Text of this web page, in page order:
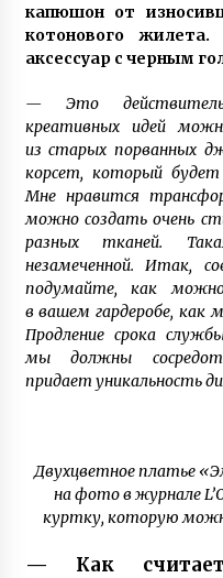
капюшон от
котонового
аксессуар с черным
— Это
креативных идей
из старых порванных
корсет, который будет
Мне нравится
можно создать очень
разных тканей.
незамеченной. Итак,
подумайте, как
в вашем гардеробе, как
Продление срока
мы должны
придает уникальность
Двухцветное платье
на фото в журнале
куртку, которую
— Как